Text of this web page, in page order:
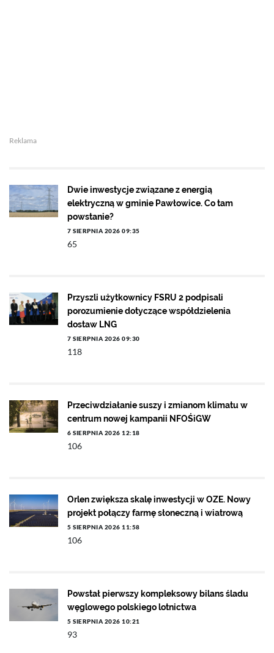
Reklama
Dwie inwestycje związane z energią
elektryczną w gminie Pawłowice. Co tam
powstanie?
7 SIERPNIA 2026 09:35
65
Przyszli użytkownicy FSRU 2 podpisali
porozumienie dotyczące współdzielenia
dostaw LNG
7 SIERPNIA 2026 09:30
118
Przeciwdziałanie suszy i zmianom klimatu w
centrum nowej kampanii NFOŚiGW
6 SIERPNIA 2026 12:18
106
Orlen zwiększa skalę inwestycji w OZE. Nowy
projekt połączy farmę słoneczną i wiatrową
5 SIERPNIA 2026 11:58
106
Powstał pierwszy kompleksowy bilans śladu
węglowego polskiego lotnictwa
5 SIERPNIA 2026 10:21
93